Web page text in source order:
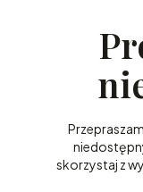
skorzystaj z